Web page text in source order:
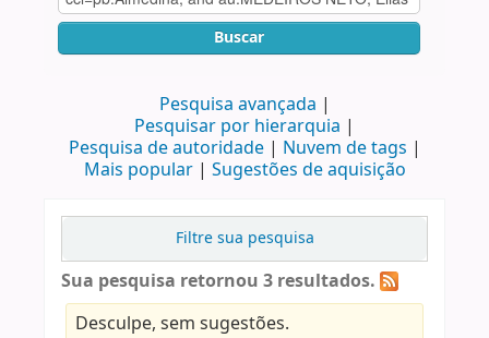
Buscar
Pesquisa avançada
Pesquisar por hierarquia
Pesquisa de autoridade
Nuvem de tags
Mais popular
Sugestões de aquisição
Filtre sua pesquisa
Sua pesquisa retornou 3 resultados.
Desculpe, sem sugestões.